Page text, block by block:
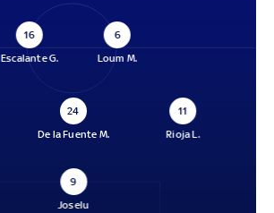
16
Escalante G.
6
Loum M.
24
De la Fuente M.
11
Rioja L.
9
Joselu